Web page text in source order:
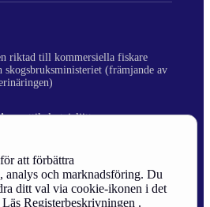
att förbättra
analys och marknadsföring. Du
ditt val via cookie-ikonen i det
Läs Registerbeskrivningen .
riktad till kommersiella fiskare
skogsbruksministeriet (främjande av
ry.
Credits